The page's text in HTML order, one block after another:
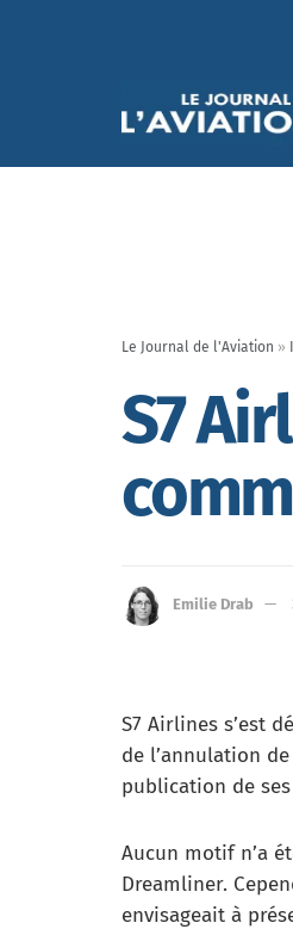
Le Journal de l'Aviation »
S7
Emilie Drab
S7 Airlines s’est
de l’annulation
publication de
Aucun motif n’a
Dreamliner.
envisageait à